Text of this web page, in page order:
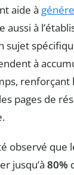
aide à
aussi à
sujet
à
renforçant
pages de
observé que
jusqu’à 80%